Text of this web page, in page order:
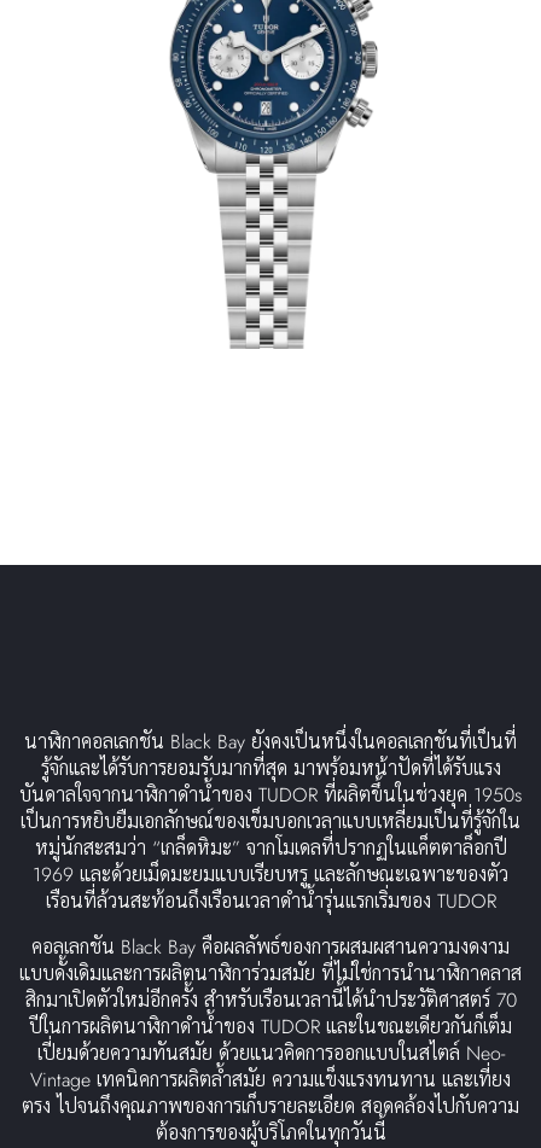
นาฬิกาคอลเลกชัน Black Bay ยังคงเป็นหนึ่งในคอลเลกชันที่เป็นที่
รู้จักและได้รับการยอมรับมากที่สุด มาพร้อมหน้าปัดที่ได้รับแรง
บันดาลใจจากนาฬิกาดำน้ำของ TUDOR ที่ผลิตขึ้นในช่วงยุค 1950s
เป็นการหยิบยืมเอกลักษณ์ของเข็มบอกเวลาแบบเหลี่ยมเป็นที่รู้จักใน
หมู่นักสะสมว่า “เกล็ดหิมะ” จากโมเดลที่ปรากฏในแค็ตตาล็อกปี
1969 และด้วยเม็ดมะยมแบบเรียบหรู และลักษณะเฉพาะของตัว
เรือนที่ล้วนสะท้อนถึงเรือนเวลาดำน้ำรุ่นแรกเริ่มของ TUDOR
คอลเลกชัน Black Bay คือผลลัพธ์ของการผสมผสานความงดงาม
แบบดั้งเดิมและการผลิตนาฬิการ่วมสมัย ที่ไม่ใช่การนำนาฬิกาคลาส
สิกมาเปิดตัวใหม่อีกครั้ง สำหรับเรือนเวลานี้ได้นำประวัติศาสตร์ 70
ปีในการผลิตนาฬิกาดำน้ำของ TUDOR และในขณะเดียวกันก็เต็ม
เปี่ยมด้วยความทันสมัย ด้วยแนวคิดการออกแบบในสไตล์ Neo-
Vintage เทคนิคการผลิตล้ำสมัย ความแข็งแรงทนทาน และเที่ยง
ตรง ไปจนถึงคุณภาพของการเก็บรายละเอียด สอดคล้องไปกับความ
ต้องการของผู้บริโภคในทุกวันนี้